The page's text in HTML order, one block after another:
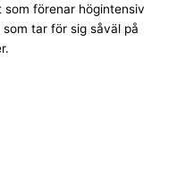
förenar högintensiv
tar för sig såväl på